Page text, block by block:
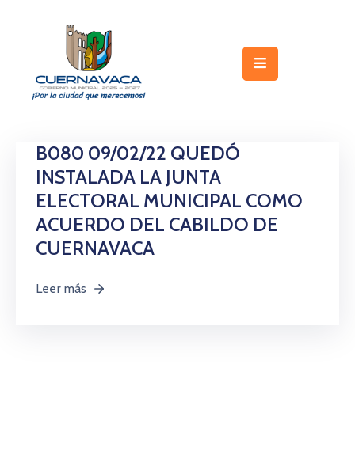
Gobierno
Trámites
Servicios
Licitaciones
Transparencia
B080 09/02/22 QUEDÓ
INSTALADA LA JUNTA
ELECTORAL MUNICIPAL COMO
ACUERDO DEL CABILDO DE
CUERNAVACA
Leer más